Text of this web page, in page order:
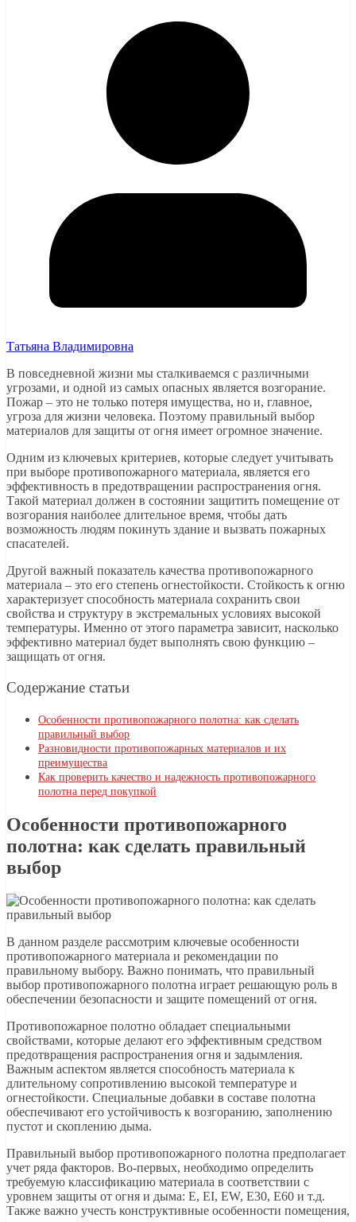
Татьяна Владимировна
В повседневной жизни мы сталкиваемся с различными
угрозами, и одной из самых опасных является возгорание.
Пожар – это не только потеря имущества, но и, главное,
угроза для жизни человека. Поэтому правильный выбор
материалов для защиты от огня имеет огромное значение.
Одним из ключевых критериев, которые следует учитывать
при выборе противопожарного материала, является его
эффективность в предотвращении распространения огня.
Такой материал должен в состоянии защитить помещение от
возгорания наиболее длительное время, чтобы дать
возможность людям покинуть здание и вызвать пожарных
спасателей.
Другой важный показатель качества противопожарного
материала – это его степень огнестойкости. Стойкость к огню
характеризует способность материала сохранить свои
свойства и структуру в экстремальных условиях высокой
температуры. Именно от этого параметра зависит, насколько
эффективно материал будет выполнять свою функцию –
защищать от огня.
Содержание статьи
Особенности противопожарного полотна: как сделать
правильный выбор
Разновидности противопожарных материалов и их
преимущества
Как проверить качество и надежность противопожарного
полотна перед покупкой
Особенности противопожарного
полотна: как сделать правильный
выбор
В данном разделе рассмотрим ключевые особенности
противопожарного материала и рекомендации по
правильному выбору. Важно понимать, что правильный
выбор противопожарного полотна играет решающую роль в
обеспечении безопасности и защите помещений от огня.
Противопожарное полотно обладает специальными
свойствами, которые делают его эффективным средством
предотвращения распространения огня и задымления.
Важным аспектом является способность материала к
длительному сопротивлению высокой температуре и
огнестойкости. Специальные добавки в составе полотна
обеспечивают его устойчивость к возгоранию, заполнению
пустот и скоплению дыма.
Правильный выбор противопожарного полотна предполагает
учет ряда факторов. Во-первых, необходимо определить
требуемую классификацию материала в соответствии с
уровнем защиты от огня и дыма: Е, ЕI, ЕW, E30, E60 и т.д.
Также важно учесть конструктивные особенности помещения,